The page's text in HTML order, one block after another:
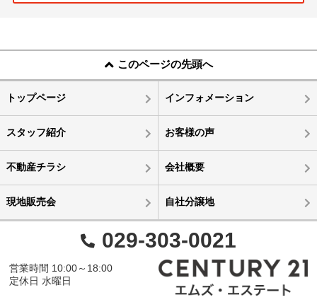
このページの先頭へ
トップページ インフォメーション
スタッフ紹介 お客様の声
不動産チラシ 会社概要
現地販売会 自社分譲地
029-303-0021
営業時間 10:00～18:00
定休日 水曜日